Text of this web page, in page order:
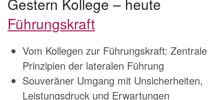
Gestern Kollege – heute
Führungskraft
Vom Kollegen zur Führungskraft: Zentrale
Prinzipien der lateralen Führung
Souveräner Umgang mit Unsicherheiten,
Leistungsdruck und Erwartungen